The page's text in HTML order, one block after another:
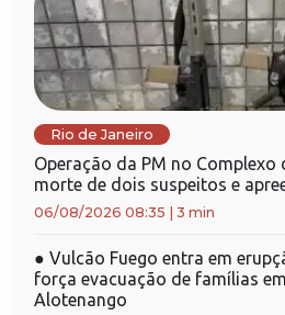
Rio de Janeiro
Operação da PM no Complexo
morte de dois suspeitos e
06/08/2026 08:35 3 min
● Vulcão Fuego entra em
força evacuação de famílias
Alotenango